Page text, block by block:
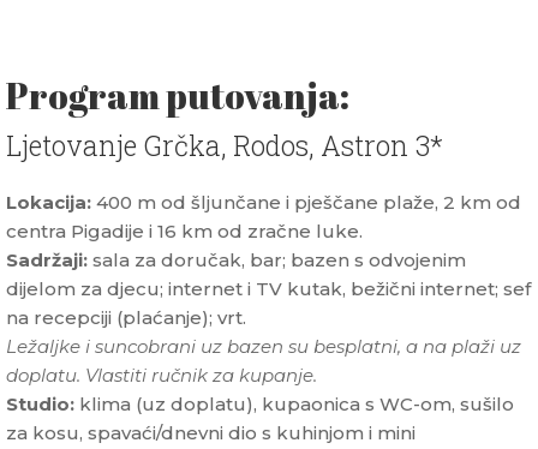
Program putovanja:
Ljetovanje Grčka, Rodos, Astron 3*
Lokacija: 400 m od šljunčane i pješčane plaže, 2 km od
centra Pigadije i 16 km od zračne luke.
Sadržaji: sala za doručak, bar; bazen s odvojenim
dijelom za djecu; internet i TV kutak, bežični internet; sef
na recepciji (plaćanje); vrt.
Ležaljke i suncobrani uz bazen su besplatni, a na plaži uz
doplatu. Vlastiti ručnik za kupanje.
Studio: klima (uz doplatu), kupaonica s WC-om, sušilo
za kosu, spavaći/dnevni dio s kuhinjom i mini